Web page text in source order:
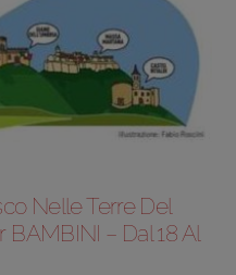
Nelle Terre Del
BAMBINI – Dal 18 Al